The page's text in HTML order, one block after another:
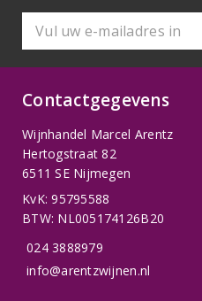
Contactgegevens
Wijnhandel Marcel Arentz
Hertogstraat 82
6511 SE Nijmegen
KvK: 95795588
BTW: NL005174126B20
024 3888979
info@arentzwijnen.nl